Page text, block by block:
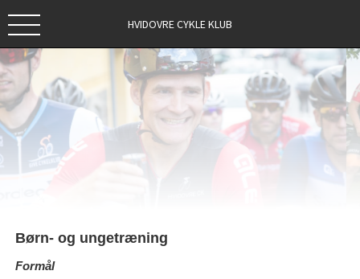
HVIDOVRE CYKLE KLUB
Børn- og ungetræning
Formål